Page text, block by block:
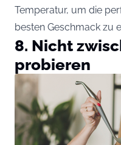
Temperatur, um die
besten Geschmack zu
8. Nicht
probieren